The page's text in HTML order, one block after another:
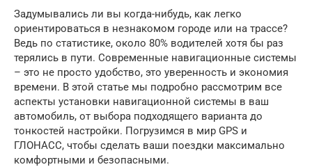
Задумывались ли вы когда-нибудь, как легко
ориентироваться в незнакомом городе или на трассе?
Ведь по статистике, около 80% водителей хотя бы раз
терялись в пути. Современные навигационные системы
– это не просто удобство, это уверенность и экономия
времени. В этой статье мы подробно рассмотрим все
аспекты установки навигационной системы в ваш
автомобиль, от выбора подходящего варианта до
тонкостей настройки. Погрузимся в мир GPS и
ГЛОНАСС, чтобы сделать ваши поездки максимально
комфортными и безопасными.